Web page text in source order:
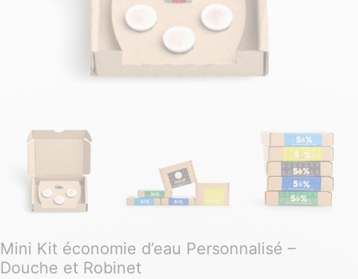
Mini Kit économie d’eau Personnalisé –
Douche et Robinet